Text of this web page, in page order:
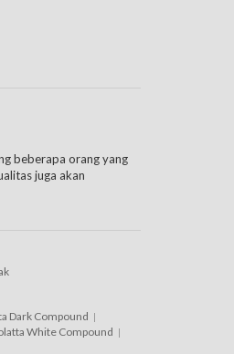
beberapa orang yang
juga akan
itu jangan langsung
Dark Compound
White Compound